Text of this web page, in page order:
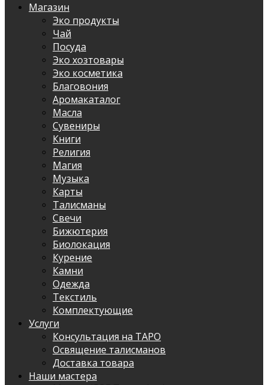
Магазин
Эко продукты
Чай
Посуда
Эко хозтовары
Эко косметика
Благовония
Аромакаталог
Масла
Сувениры
Книги
Религия
Магия
Музыка
Карты
Талисманы
Свечи
Бижютерия
Биолокация
Курение
Камни
Одежда
Текстиль
Комплектующие
Услуги
Консультация на ТАРО
Освящение талисманов
Доставка товара
Наши мастера